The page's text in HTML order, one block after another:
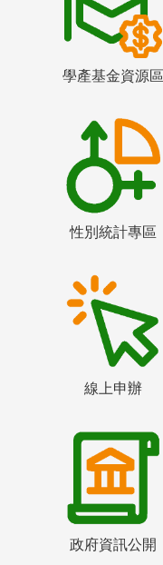
學產基金資源區
性別統計專區
線上申辦
政府資訊公開